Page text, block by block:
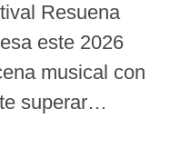
Resuena
este 2026
musical con
superar…